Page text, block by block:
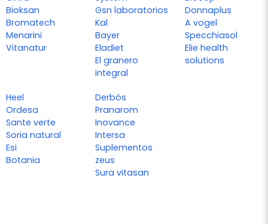
Bioksan
Bromatech
Menarini
Vitanatur
Gsn laboratorios
Kal
Bayer
Eladiet
El granero
integral
Donnaplus
A vogel
Specchiasol
Elie health
solutions
Heel
Ordesa
Sante verte
Soria natural
Esi
Botania
Derbós
Pranarom
Inovance
Intersa
Suplementos
zeus
Sura vitasan